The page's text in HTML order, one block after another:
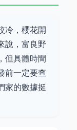
冷，櫻花開
說，富良野
但具體時間
前一定要查
家的數據挺